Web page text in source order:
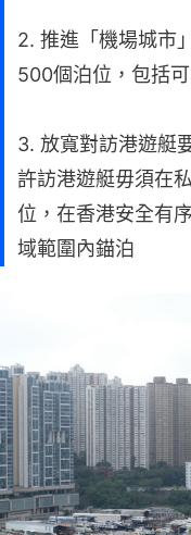
2. 推進「機場城市
500個泊位，包括
3. 放寬對訪港遊艇
許訪港遊艇毋須在
位，在香港安全有
域範圍內錨泊